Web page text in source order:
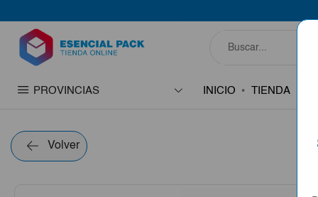
PROVINCIAS INICIO TIENDA
Volver